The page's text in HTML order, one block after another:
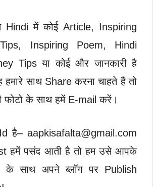
Hindi में कोई Article, Inspiring
Inspiring Poem, Hindi
Tips या कोई और जानकारी है
साथ Share करना चाहते हैं तो
फोटो के साथ हमें E-mail करें।
है– aapkisafalta@gmail.com
हमें पसंद आती है तो हम उसे आपके
के साथ अपने ब्लॉग पर Publish